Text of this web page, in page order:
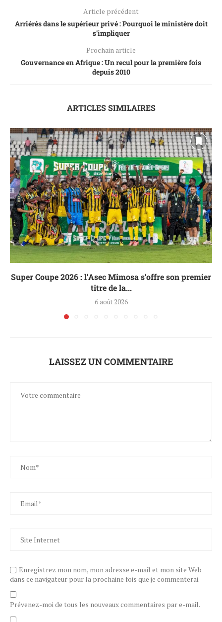
Article précédent
Arriérés dans le supérieur privé : Pourquoi le ministère doit
s’impliquer
Prochain article
Gouvernance en Afrique : Un recul pour la première fois
depuis 2010
ARTICLES SIMILAIRES
Super Coupe 2026 : l’Asec Mimosa s’offre son premier
titre de la...
6 août 2026
LAISSEZ UN COMMENTAIRE
Enregistrez mon nom, mon adresse e-mail et mon site Web
dans ce navigateur pour la prochaine fois que je commenterai.
Prévenez-moi de tous les nouveaux commentaires par e-mail.